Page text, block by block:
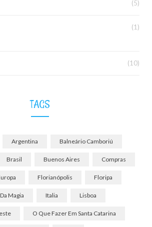
(5)
(1)
(10)
TAGS
Argentina Balneário Camboriú
Brasil Buenos Aires Compras
Florianópolis Floripa
Magia Italia Lisboa
O Que Fazer Em Santa Catarina